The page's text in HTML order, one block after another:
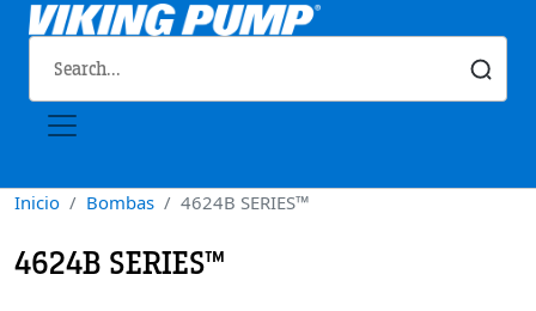
Inicio Bombas 4624B SERIES™
4624B SERIES™